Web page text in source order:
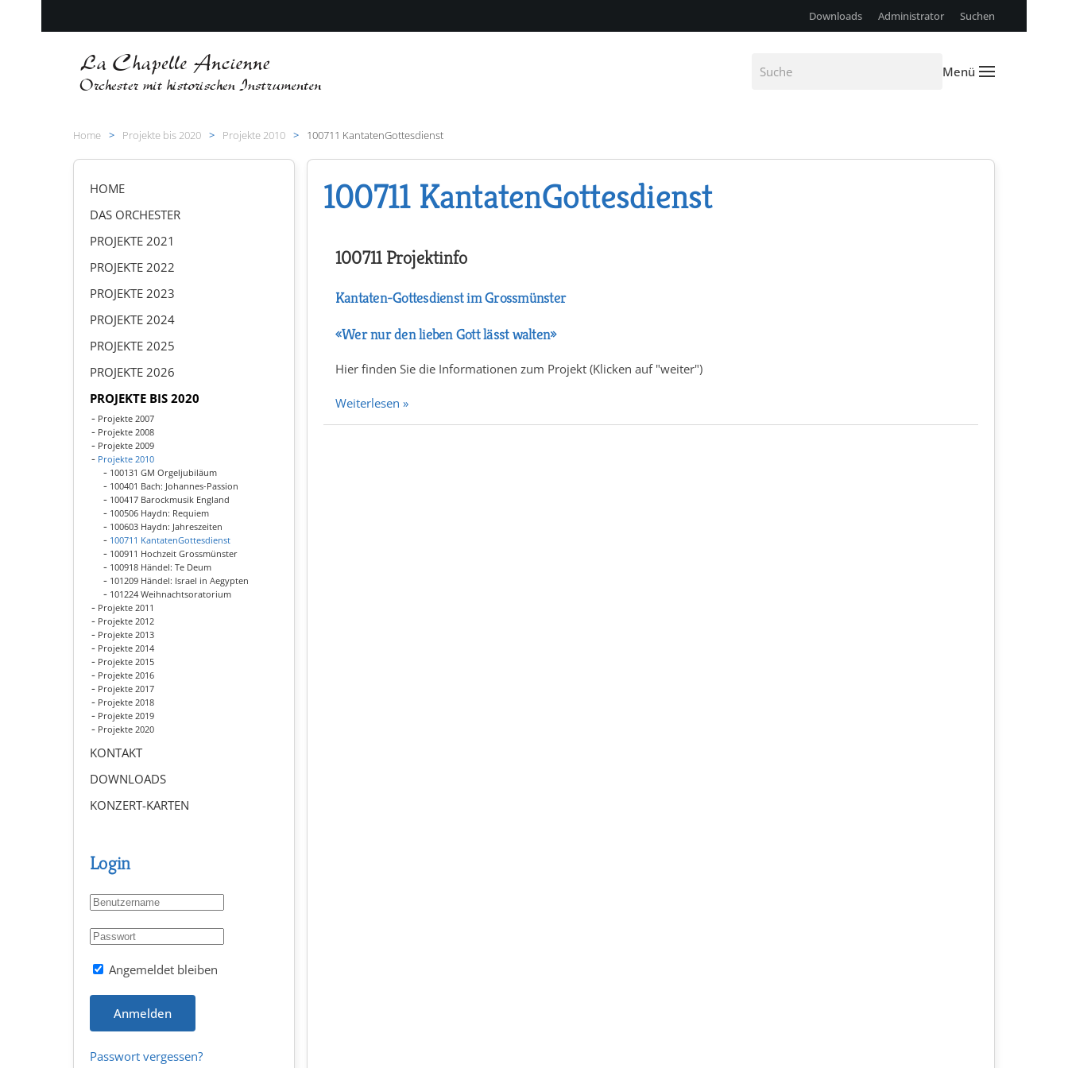
Downloads Administrator Suchen
Menü
Home Projekte bis 2020 Projekte 2010 100711 KantatenGottesdienst
100711 KantatenGottesdienst
100711 Projektinfo
Kantaten-Gottesdienst im Grossmünster
«Wer nur den lieben Gott lässt walten»
Hier finden Sie die Informationen zum Projekt (Klicken auf "weiter")
Weiterlesen »
HOME
DAS ORCHESTER
PROJEKTE 2021
PROJEKTE 2022
PROJEKTE 2023
PROJEKTE 2024
PROJEKTE 2025
PROJEKTE 2026
PROJEKTE BIS 2020
Projekte 2007
Projekte 2008
Projekte 2009
Projekte 2010
100131 GM Orgeljubiläum
100401 Bach: Johannes-Passion
100417 Barockmusik England
100506 Haydn: Requiem
100603 Haydn: Jahreszeiten
100711 KantatenGottesdienst
100911 Hochzeit Grossmünster
100918 Händel: Te Deum
101209 Händel: Israel in Aegypten
101224 Weihnachtsoratorium
Projekte 2011
Projekte 2012
Projekte 2013
Projekte 2014
Projekte 2015
Projekte 2016
Projekte 2017
Projekte 2018
Projekte 2019
Projekte 2020
KONTAKT
DOWNLOADS
KONZERT-KARTEN
Login
Angemeldet bleiben
Anmelden
Passwort vergessen?